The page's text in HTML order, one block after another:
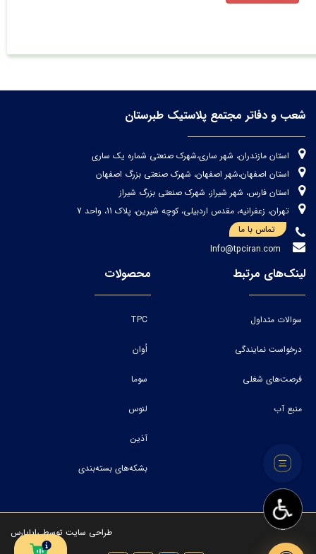
شعب و دفاتر مجتمع پلاستیک طبرستان
استان مازندران، شهر ساری،شهرک صنعتی شماره یک ساری
استان اصفهان،شهر اصفهان، شهرک صنعتی بزرگ اصفهان
استان فارس، شهر شیراز، شهرک صنعتی بزرگ شیراز
تهران، زعفرانیه، مقدس اردبیلی، کوچه شیرین، پلاک 11، واحد 7
تماس با ما
لینک‌های مرتبط
سوالات متداول
درخواست نمایندگی
فرصت‌های شغلی
منبع آب
محصولات
TPC
اُوان
سوما
لنوس
آذین
بشکه‌های بسته‌بندی
طراحی سایت توسطرایاپارس